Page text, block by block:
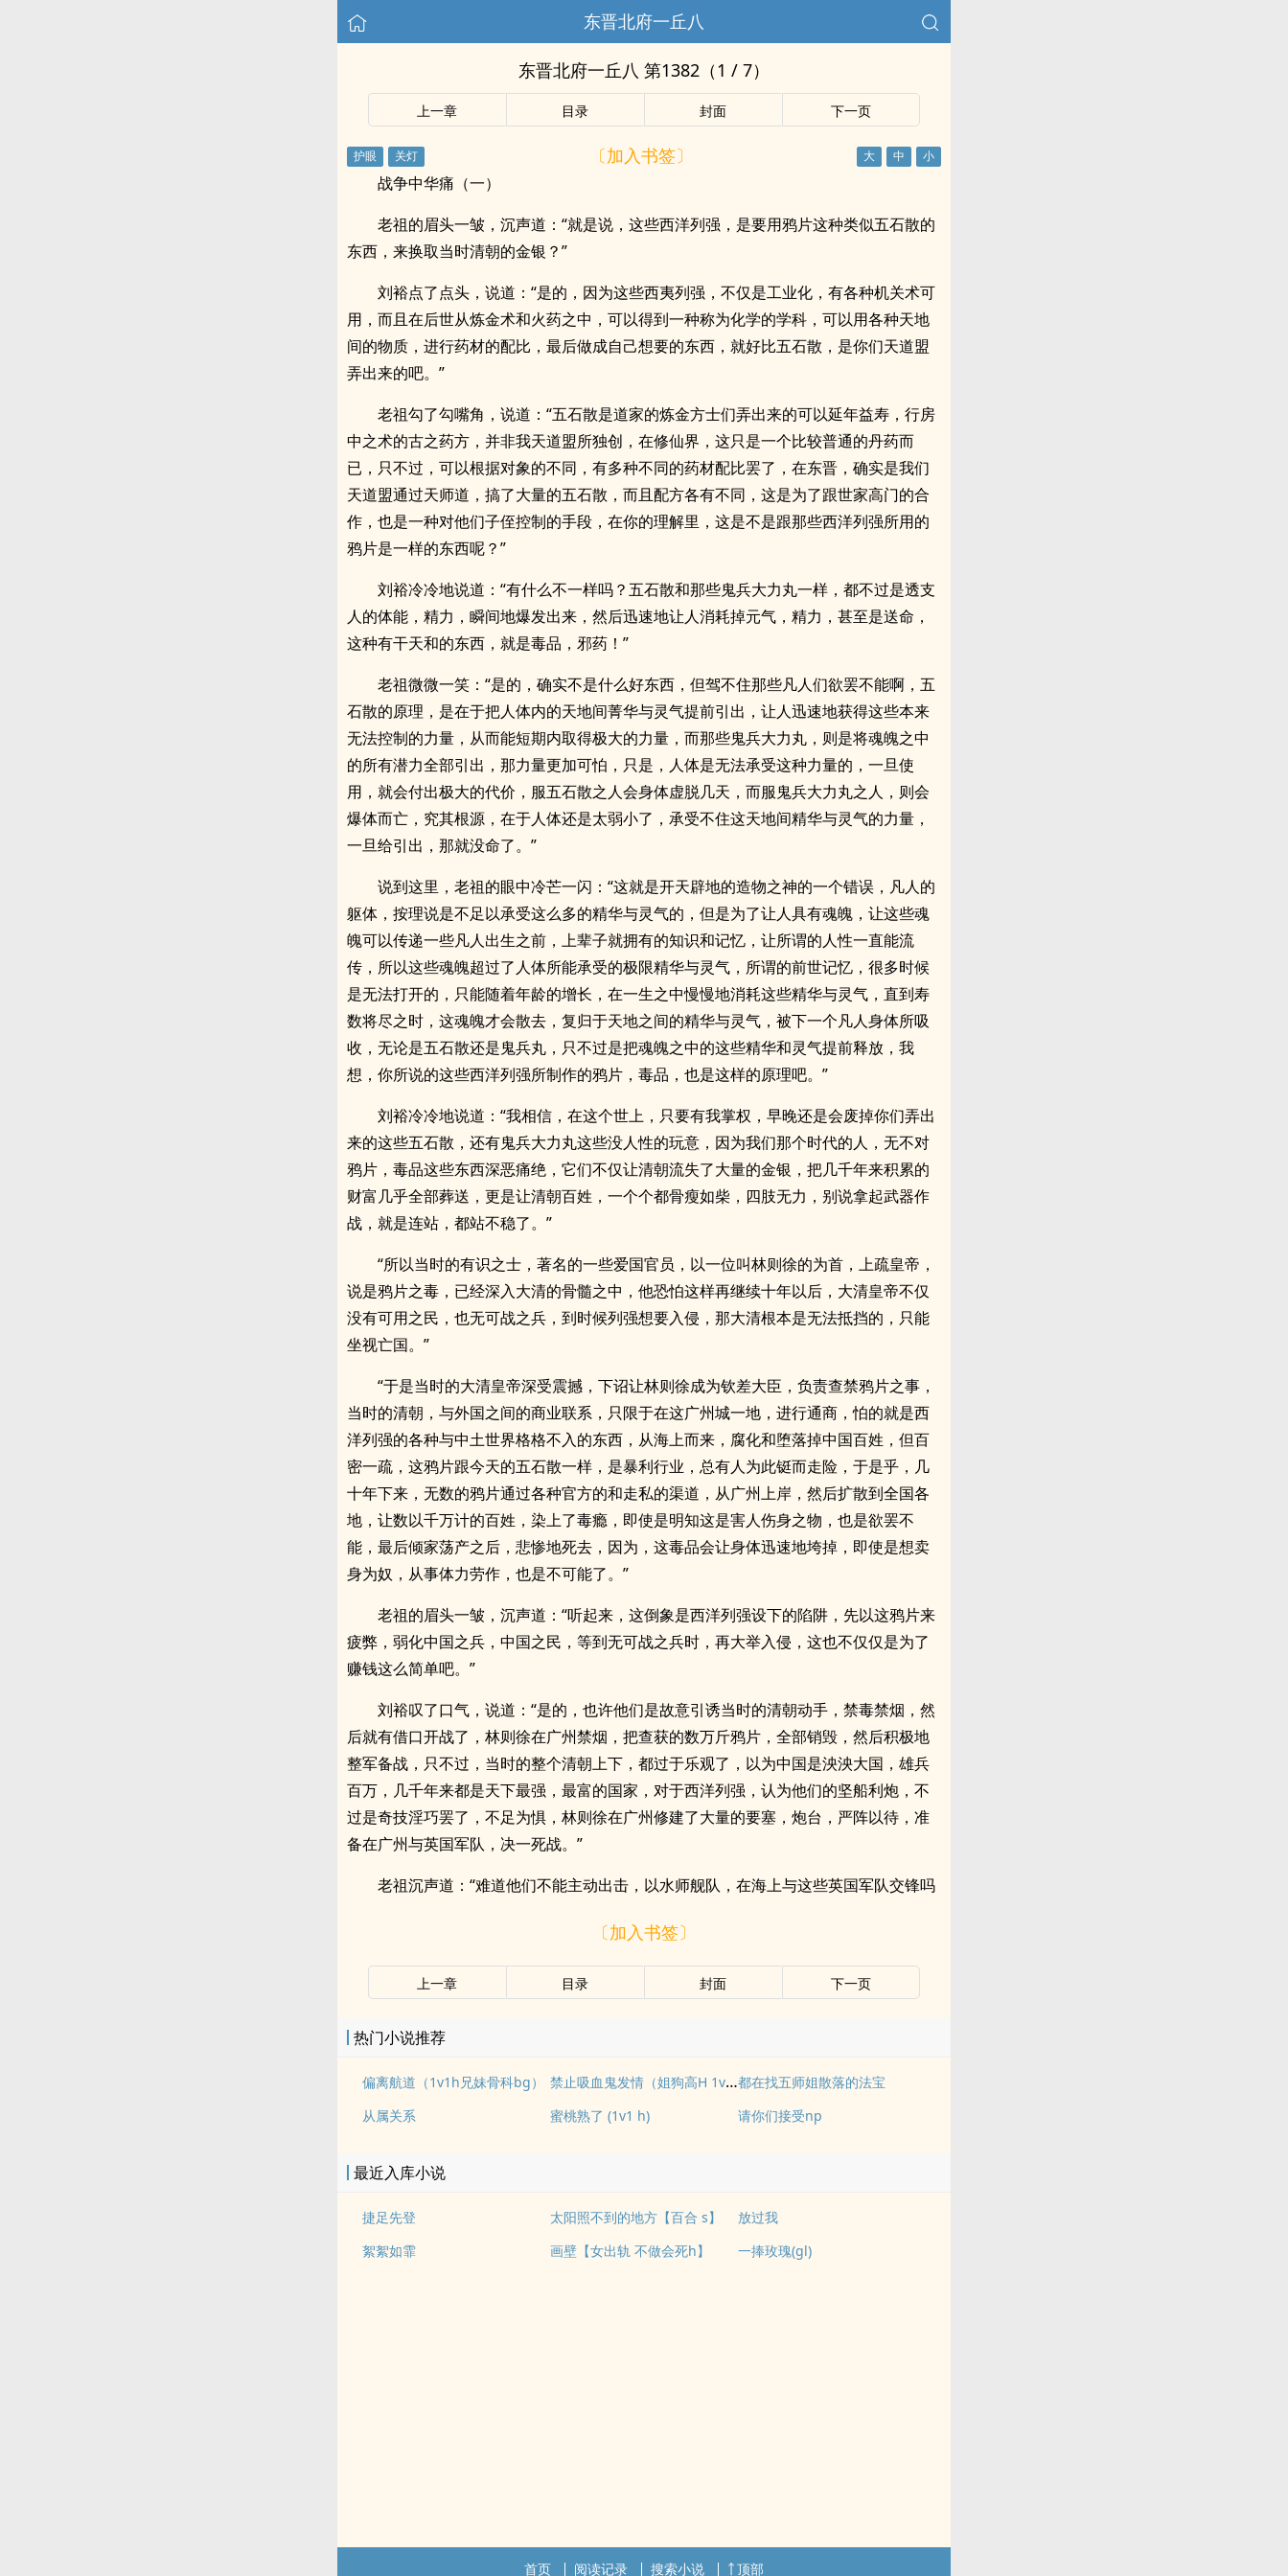
东晋北府一丘八
东晋北府一丘八 第1382（1 / 7）
上一章 目录 封面 下一页
〔加入书签〕
战争中华痛（一）
老祖的眉头一皱，沉声道：“就是说，这些西洋列强，是要用鸦片这种类似五石散的
东西，来换取当时清朝的金银？”
刘裕点了点头，说道：“是的，因为这些西夷列强，不仅是工业化，有各种机关术可
用，而且在后世从炼金术和火药之中，可以得到一种称为化学的学科，可以用各种天地
间的物质，进行药材的配比，最后做成自己想要的东西，就好比五石散，是你们天道盟
弄出来的吧。”
老祖勾了勾嘴角，说道：“五石散是道家的炼金方士们弄出来的可以延年益寿，行房
中之术的古之药方，并非我天道盟所独创，在修仙界，这只是一个比较普通的丹药而
已，只不过，可以根据对象的不同，有多种不同的药材配比罢了，在东晋，确实是我们
天道盟通过天师道，搞了大量的五石散，而且配方各有不同，这是为了跟世家高门的合
作，也是一种对他们子侄控制的手段，在你的理解里，这是不是跟那些西洋列强所用的
鸦片是一样的东西呢？”
刘裕冷冷地说道：“有什么不一样吗？五石散和那些鬼兵大力丸一样，都不过是透支
人的体能，精力，瞬间地爆发出来，然后迅速地让人消耗掉元气，精力，甚至是送命，
这种有干天和的东西，就是毒品，邪药！”
老祖微微一笑：“是的，确实不是什么好东西，但驾不住那些凡人们欲罢不能啊，五
石散的原理，是在于把人体内的天地间菁华与灵气提前引出，让人迅速地获得这些本来
无法控制的力量，从而能短期内取得极大的力量，而那些鬼兵大力丸，则是将魂魄之中
的所有潜力全部引出，那力量更加可怕，只是，人体是无法承受这种力量的，一旦使
用，就会付出极大的代价，服五石散之人会身体虚脱几天，而服鬼兵大力丸之人，则会
爆体而亡，究其根源，在于人体还是太弱小了，承受不住这天地间精华与灵气的力量，
一旦给引出，那就没命了。”
说到这里，老祖的眼中冷芒一闪：“这就是开天辟地的造物之神的一个错误，凡人的
躯体，按理说是不足以承受这么多的精华与灵气的，但是为了让人具有魂魄，让这些魂
魄可以传递一些凡人出生之前，上辈子就拥有的知识和记忆，让所谓的人性一直能流
传，所以这些魂魄超过了人体所能承受的极限精华与灵气，所谓的前世记忆，很多时候
是无法打开的，只能随着年龄的增长，在一生之中慢慢地消耗这些精华与灵气，直到寿
数将尽之时，这魂魄才会散去，复归于天地之间的精华与灵气，被下一个凡人身体所吸
收，无论是五石散还是鬼兵丸，只不过是把魂魄之中的这些精华和灵气提前释放，我
想，你所说的这些西洋列强所制作的鸦片，毒品，也是这样的原理吧。”
刘裕冷冷地说道：“我相信，在这个世上，只要有我掌权，早晚还是会废掉你们弄出
来的这些五石散，还有鬼兵大力丸这些没人性的玩意，因为我们那个时代的人，无不对
鸦片，毒品这些东西深恶痛绝，它们不仅让清朝流失了大量的金银，把几千年来积累的
财富几乎全部葬送，更是让清朝百姓，一个个都骨瘦如柴，四肢无力，别说拿起武器作
战，就是连站，都站不稳了。”
“所以当时的有识之士，著名的一些爱国官员，以一位叫林则徐的为首，上疏皇帝，
说是鸦片之毒，已经深入大清的骨髓之中，他恐怕这样再继续十年以后，大清皇帝不仅
没有可用之民，也无可战之兵，到时候列强想要入侵，那大清根本是无法抵挡的，只能
坐视亡国。”
“于是当时的大清皇帝深受震撼，下诏让林则徐成为钦差大臣，负责查禁鸦片之事，
当时的清朝，与外国之间的商业联系，只限于在这广州城一地，进行通商，怕的就是西
洋列强的各种与中土世界格格不入的东西，从海上而来，腐化和堕落掉中国百姓，但百
密一疏，这鸦片跟今天的五石散一样，是暴利行业，总有人为此铤而走险，于是乎，几
十年下来，无数的鸦片通过各种官方的和走私的渠道，从广州上岸，然后扩散到全国各
地，让数以千万计的百姓，染上了毒瘾，即使是明知这是害人伤身之物，也是欲罢不
能，最后倾家荡产之后，悲惨地死去，因为，这毒品会让身体迅速地垮掉，即使是想卖
身为奴，从事体力劳作，也是不可能了。”
老祖的眉头一皱，沉声道：“听起来，这倒象是西洋列强设下的陷阱，先以这鸦片来
疲弊，弱化中国之兵，中国之民，等到无可战之兵时，再大举入侵，这也不仅仅是为了
赚钱这么简单吧。”
刘裕叹了口气，说道：“是的，也许他们是故意引诱当时的清朝动手，禁毒禁烟，然
后就有借口开战了，林则徐在广州禁烟，把查获的数万斤鸦片，全部销毁，然后积极地
整军备战，只不过，当时的整个清朝上下，都过于乐观了，以为中国是泱泱大国，雄兵
百万，几千年来都是天下最强，最富的国家，对于西洋列强，认为他们的坚船利炮，不
过是奇技淫巧罢了，不足为惧，林则徐在广州修建了大量的要塞，炮台，严阵以待，准
备在广州与英国军队，决一死战。”
老祖沉声道：“难道他们不能主动出击，以水师舰队，在海上与这些英国军队交锋吗
〔加入书签〕
上一章 目录 封面 下一页
热门小说推荐
偏离航道（1v1h兄妹骨科bg） 禁止吸血鬼发情（姐狗高H 1v1）都在找五师姐散落的法宝
从属关系
蜜桃熟了 (1v1 h) 请你们接受np
最近入库小说
捷足先登 太阳照不到的地方【百合 s】
放过我
絮絮如霏
画壁【女出轨 不做会死h】 一捧玫瑰(gl)
首页 阅读记录 搜索小说 顶部